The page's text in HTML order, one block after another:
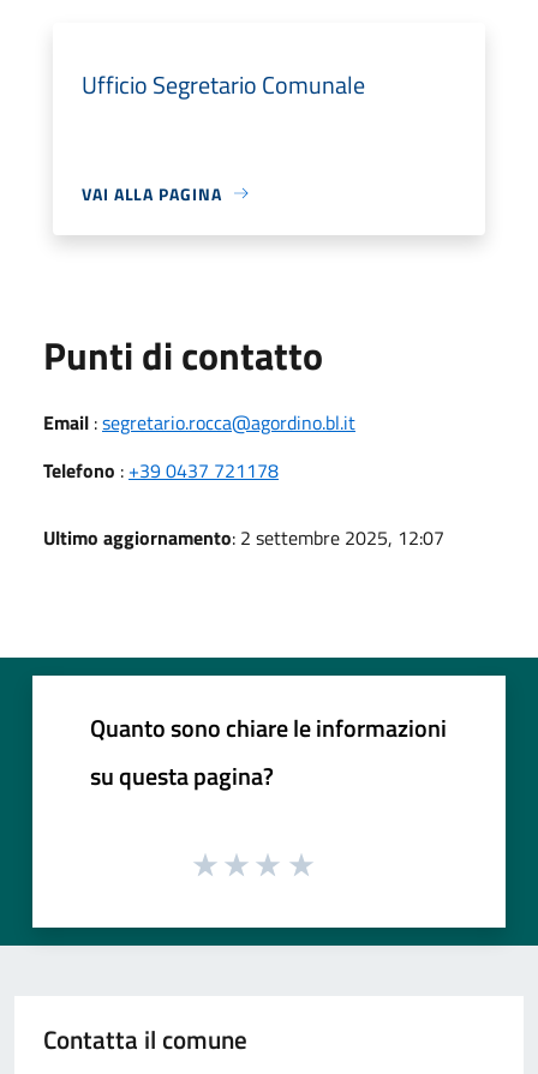
Ufficio Segretario Comunale
VAI ALLA PAGINA
Punti di contatto
Email :segretario.rocca@agordino.bl.it
Telefono : +39 0437 721178
Ultimo aggiornamento: 2 settembre 2025, 12:07
Quanto sono chiare le informazioni
su questa pagina?
Contatta il comune